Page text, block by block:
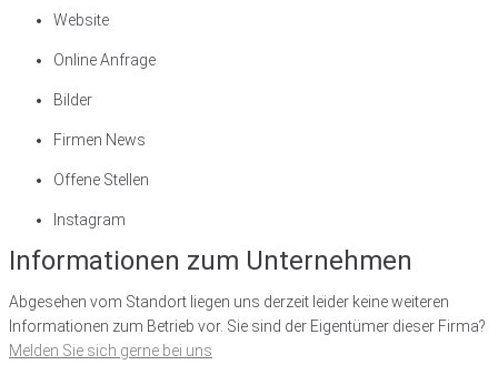
Website
Online Anfrage
Bilder
Firmen News
Offene Stellen
Instagram
Informationen zum Unternehmen
Abgesehen vom Standort liegen uns derzeit leider keine weiteren
Informationen zum Betrieb vor. Sie sind der Eigentümer dieser Firma?
Melden Sie sich gerne bei uns